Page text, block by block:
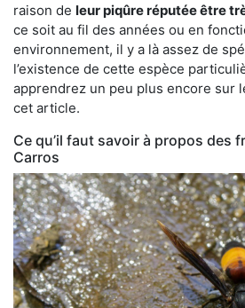
raison de leur piqûre réputée être
ce soit au fil des années ou en
environnement, il y a là assez de
l’existence de cette espèce
apprendrez un peu plus encore sur
cet article.
Ce qu’il faut savoir à propos des
Carros